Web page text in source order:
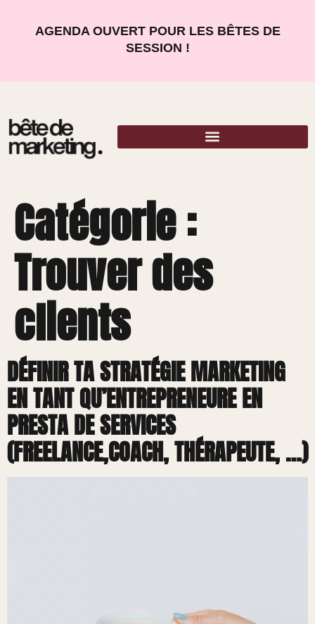
AGENDA OUVERT POUR LES BÊTES DE
SESSION !
Catégorie :
Trouver des
clients
DÉFINIR TA STRATÉGIE MARKETING
EN TANT QU’ENTREPRENEURE EN
PRESTA DE SERVICES
(FREELANCE,COACH, THÉRAPEUTE, …)